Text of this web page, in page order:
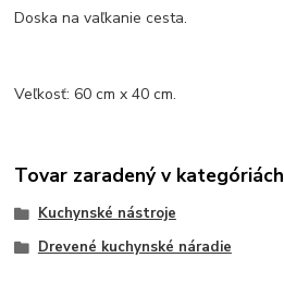
Doska na vaľkanie cesta.
Veľkosť: 60 cm x 40 cm.
Tovar zaradený v kategóriách
Kuchynské nástroje
Drevené kuchynské náradie